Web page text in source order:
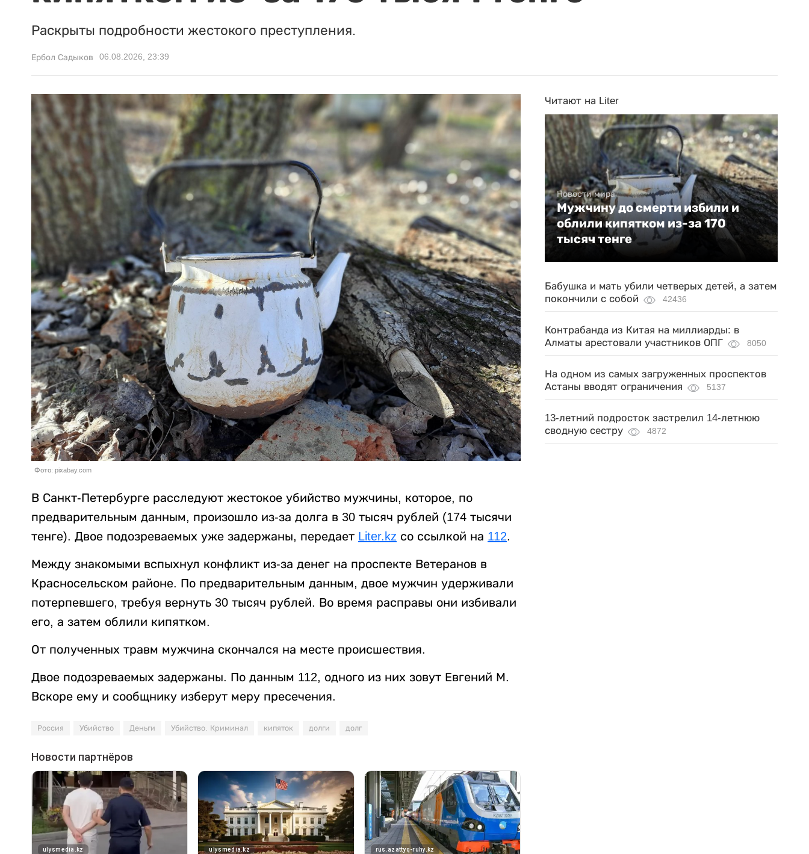
Раскрыты подробности жестокого преступления.
Ербол Садыков 06.08.2026, 23:39
Фото: pixabay.com
В Санкт-Петербурге расследуют жестокое убийство мужчины, которое, по
предварительным данным, произошло из-за долга в 30 тысяч рублей (174 тысячи
тенге). Двое подозреваемых уже задержаны, передает Liter.kz со ссылкой на 112.
Между знакомыми вспыхнул конфликт из-за денег на проспекте Ветеранов в
Красносельском районе. По предварительным данным, двое мужчин удерживали
потерпевшего, требуя вернуть 30 тысяч рублей. Во время расправы они избивали
его, а затем облили кипятком.
От полученных травм мужчина скончался на месте происшествия.
Двое подозреваемых задержаны. По данным 112, одного из них зовут Евгений М.
Вскоре ему и сообщнику изберут меру пресечения.
Россия Убийство Деньги Убийство. Криминал кипяток долги долг
Читают на Liter
Новости мира
Мужчину до смерти избили и
облили кипятком из-за 170
тысяч тенге
Бабушка и мать убили четверых детей, а затем
покончили с собой
42436
Контрабанда из Китая на миллиарды: в
Алматы арестовали участников ОПГ
8050
На одном из самых загруженных проспектов
Астаны вводят ограничения
5137
13-летний подросток застрелил 14-летнюю
сводную сестру
4872